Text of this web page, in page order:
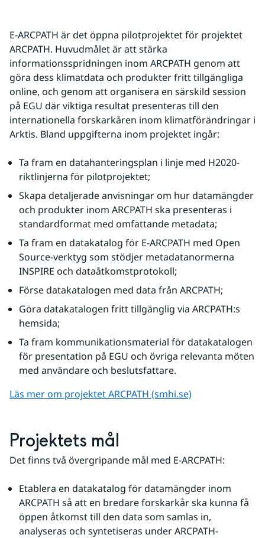
E-ARCPATH är det öppna pilotprojektet för projektet
ARCPATH. Huvudmålet är att stärka
informationsspridningen inom ARCPATH genom att
göra dess klimatdata och produkter fritt tillgängliga
online, och genom att organisera en särskild session
på EGU där viktiga resultat presenteras till den
internationella forskarkåren inom klimatförändringar i
Arktis. Bland uppgifterna inom projektet ingår:
Ta fram en datahanteringsplan i linje med H2020-
riktlinjerna för pilotprojektet;
Skapa detaljerade anvisningar om hur datamängder
och produkter inom ARCPATH ska presenteras i
standardformat med omfattande metadata;
Ta fram en datakatalog för E-ARCPATH med Open
Source-verktyg som stödjer metadatanormerna
INSPIRE och dataåtkomstprotokoll;
Förse datakatalogen med data från ARCPATH;
Göra datakatalogen fritt tillgänglig via ARCPATH:s
hemsida;
Ta fram kommunikationsmaterial för datakatalogen
för presentation på EGU och övriga relevanta möten
med användare och beslutsfattare.
Läs mer om projektet ARCPATH (smhi.se)
Projektets mål
Det finns två övergripande mål med E-ARCPATH:
Etablera en datakatalog för datamängder inom
ARCPATH så att en bredare forskarkår ska kunna få
öppen åtkomst till den data som samlas in,
analyseras och syntetiseras under ARCPATH-